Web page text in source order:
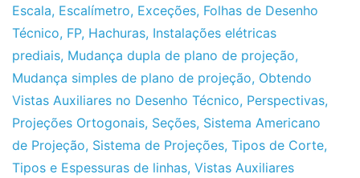
Escala, Escalímetro, Exceções, Folhas de Desenho
Técnico, FP, Hachuras, Instalações elétricas
prediais, Mudança dupla de plano de projeção,
Mudança simples de plano de projeção, Obtendo
Vistas Auxiliares no Desenho Técnico, Perspectivas,
Projeções Ortogonais, Seções, Sistema Americano
de Projeção, Sistema de Projeções, Tipos de Corte,
Tipos e Espessuras de linhas, Vistas Auxiliares